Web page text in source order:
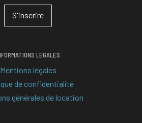
LEGALES
Mentions légales
de confidentialité
générales de location